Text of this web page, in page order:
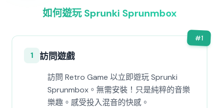
如何遊玩 Sprunki Sprunmbox
#1
1 訪問遊戲
訪問 Retro Game 以立即遊玩 Sprunki
Sprunmbox。無需安裝！只是純粹的音樂
樂趣。感受投入混音的快感。